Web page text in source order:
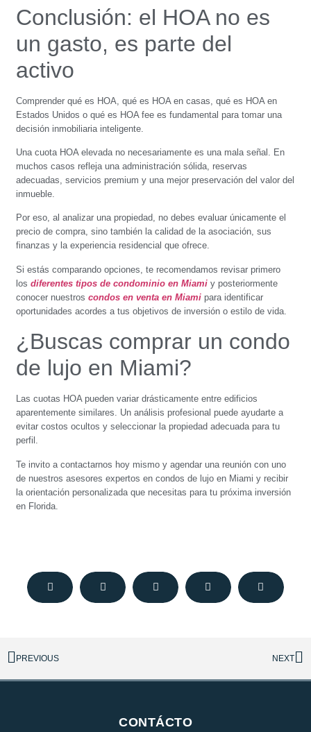
Conclusión: el HOA no es
un gasto, es parte del
activo
Comprender qué es HOA, qué es HOA en casas, qué es HOA en
Estados Unidos o qué es HOA fee es fundamental para tomar una
decisión inmobiliaria inteligente.
Una cuota HOA elevada no necesariamente es una mala señal. En
muchos casos refleja una administración sólida, reservas
adecuadas, servicios premium y una mejor preservación del valor del
inmueble.
Por eso, al analizar una propiedad, no debes evaluar únicamente el
precio de compra, sino también la calidad de la asociación, sus
finanzas y la experiencia residencial que ofrece.
Si estás comparando opciones, te recomendamos revisar primero
losdiferentes tipos de condominio en Miami y posteriormente
conocer nuestroscondos en venta en Miami para identificar
oportunidades acordes a tus objetivos de inversión o estilo de vida.
¿Buscas comprar un condo
de lujo en Miami?
Las cuotas HOA pueden variar drásticamente entre edificios
aparentemente similares. Un análisis profesional puede ayudarte a
evitar costos ocultos y seleccionar la propiedad adecuada para tu
perfil.
Te invito a contactarnos hoy mismo y agendar una reunión con uno
de nuestros asesores expertos en condos de lujo en Miami y recibir
la orientación personalizada que necesitas para tu próxima inversión
en Florida.
PREVIOUS NEXT
CONTÁCTO